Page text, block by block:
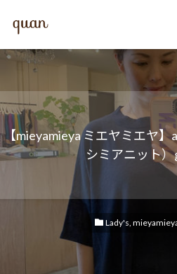
【mieyamieya ミエヤミエヤ】
シミアニット
Lady's,
カテゴリー
検索